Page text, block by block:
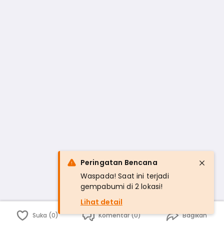
Suka (0) Komentar (0) Bagikan
Peringatan Bencana
Waspada! Saat ini terjadi
gempabumi di 2 lokasi!
Lihat detail